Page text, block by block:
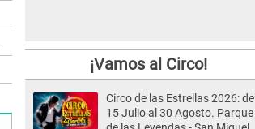
¡Vamos al Circo!
Circo de las Estrellas 2026: del
15 Julio al 30 Agosto. Parque